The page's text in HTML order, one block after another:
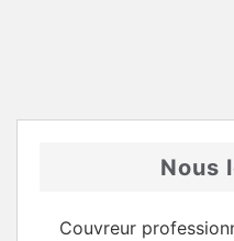
Nous
Couvreur